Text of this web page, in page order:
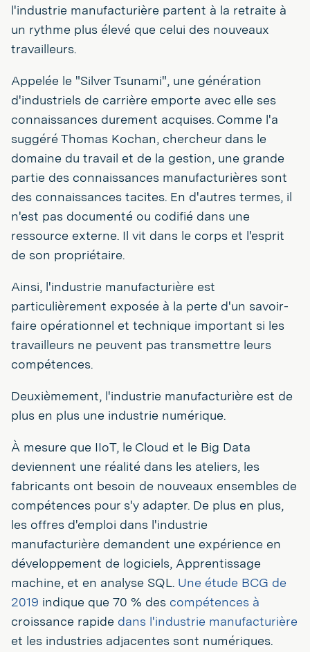
l'industrie manufacturière partent à la retraite à
un rythme plus élevé que celui des nouveaux
travailleurs.
Appelée le "Silver Tsunami", une génération
d'industriels de carrière emporte avec elle ses
connaissances durement acquises. Comme l'a
suggéré Thomas Kochan, chercheur dans le
domaine du travail et de la gestion, une grande
partie des connaissances manufacturières sont
des connaissances tacites. En d'autres termes, il
n'est pas documenté ou codifié dans une
ressource externe. Il vit dans le corps et l'esprit
de son propriétaire.
Ainsi, l'industrie manufacturière est
particulièrement exposée à la perte d'un savoir-
faire opérationnel et technique important si les
travailleurs ne peuvent pas transmettre leurs
compétences.
Deuxièmement, l'industrie manufacturière est de
plus en plus une industrie numérique.
À mesure que IIoT, le Cloud et le Big Data
deviennent une réalité dans les ateliers, les
fabricants ont besoin de nouveaux ensembles de
compétences pour s'y adapter. De plus en plus,
les offres d'emploi dans l'industrie
manufacturière demandent une expérience en
développement de logiciels, Apprentissage
machine, et en analyse SQL. Une étude BCG de
2019 indique que 70 % des compétences à
croissance rapide dans l'industrie manufacturière
et les industries adjacentes sont numériques.